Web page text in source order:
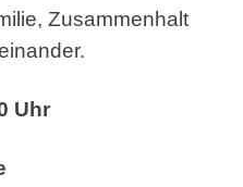
Zusammenhalt
Uhr